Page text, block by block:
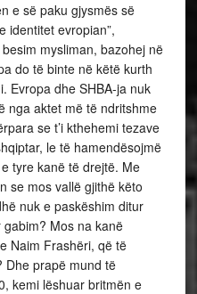
e së paku gjysmës së
identitet evropian”,
mysliman, bazohej në
do të binte në këtë kurth
Evropa dhe SHBA-ja nuk
nga aktet më të ndritshme
se t’i kthehemi tezave
le të hamendësojmë
tyre kanë të drejtë. Me
se mos vallë gjithë këto
nuk e paskëshim ditur
gabim? Mos na kanë
Naim Frashëri, që të
Dhe prapë mund të
kemi lëshuar britmën e